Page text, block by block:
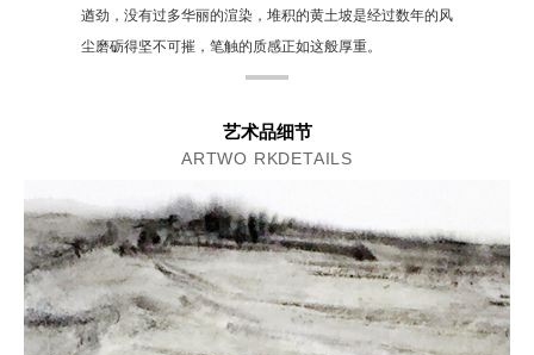
遒劲，没有过多华丽的渲染，堆积的黄土坡是经过数年的风
尘磨砺得坚不可摧，笔触的质感正如这般厚重。
艺术品细节
ARTWO RKDETAILS